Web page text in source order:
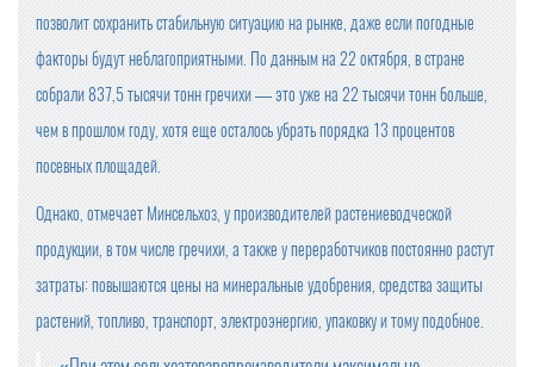
позволит сохранить стабильную ситуацию на рынке, даже если погодные
факторы будут неблагоприятными. По данным на 22 октября, в стране
собрали 837,5 тысячи тонн гречихи — это уже на 22 тысячи тонн больше,
чем в прошлом году, хотя еще осталось убрать порядка 13 процентов
посевных площадей.
Однако, отмечает Минсельхоз, у производителей растениеводческой
продукции, в том числе гречихи, а также у переработчиков постоянно растут
затраты: повышаются цены на минеральные удобрения, средства защиты
растений, топливо, транспорт, электроэнергию, упаковку и тому подобное.